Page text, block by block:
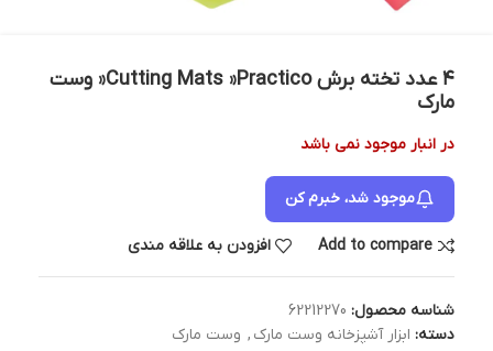
۴ عدد تخته برش Cutting Mats »Practico« وست
مارک
در انبار موجود نمی باشد
موجود شد، خبرم کن
Add to compare افزودن به علاقه مندی
شناسه محصول: 62212270
دسته: ابزار آشپزخانه وست مارک , وست مارک